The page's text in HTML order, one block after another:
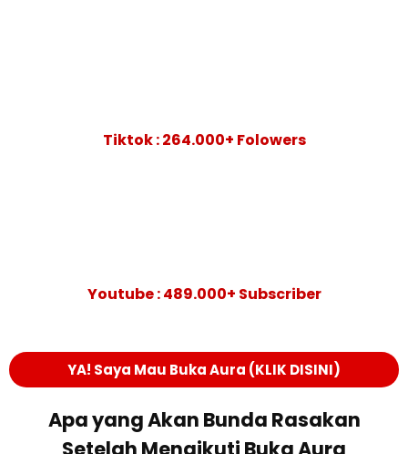
Tiktok : 264.000+ Folowers
Youtube : 489.000+ Subscriber
YA! Saya Mau Buka Aura (KLIK DISINI)
Apa yang Akan Bunda Rasakan